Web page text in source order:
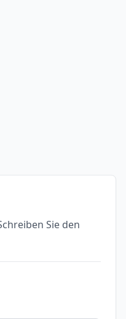
Sie den